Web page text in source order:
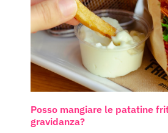
Posso mangiare le patatine
gravidanza?